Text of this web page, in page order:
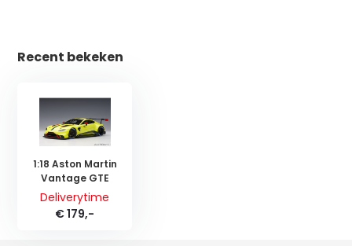
Recent bekeken
1:18 Aston Martin
Vantage GTE
Deliverytime
€ 179,-